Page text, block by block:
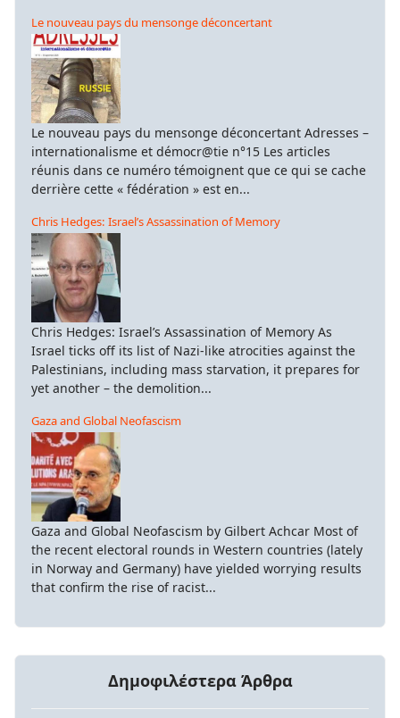
Le nouveau pays du mensonge déconcertant
Le nouveau pays du mensonge déconcertant Adresses –
internationalisme et démocr@tie n°15 Les articles
réunis dans ce numéro témoignent que ce qui se cache
derrière cette « fédération » est en...
Chris Hedges: Israel’s Assassination of Memory
Chris Hedges: Israel’s Assassination of Memory As
Israel ticks off its list of Nazi-like atrocities against the
Palestinians, including mass starvation, it prepares for
yet another – the demolition...
Gaza and Global Neofascism
Gaza and Global Neofascism by Gilbert Achcar Most of
the recent electoral rounds in Western countries (lately
in Norway and Germany) have yielded worrying results
that confirm the rise of racist...
Δημοφιλέστερα Άρθρα